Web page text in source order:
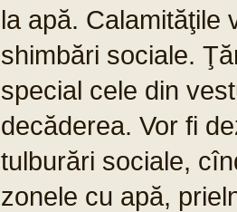
la apă. Calamităţile
shimbări sociale.
special cele din
decăderea. Vor fi
tulburări sociale,
zonele cu apă,